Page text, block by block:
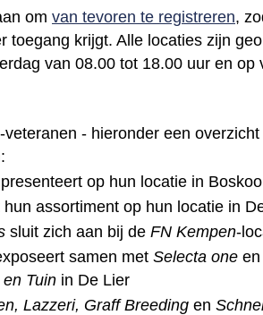
om van tevoren te registreren,
toegang krijgt. Alle locaties zijn
van 08.00 tot 18.00 uur en op
veteranen - hieronder een
presenteert op hun locatie in
hun assortiment op hun locatie in
sluit zich aan bij de FN Kempen-
samen met Selecta one
Tuin in De Lier
Lazzeri, Graff Breeding en